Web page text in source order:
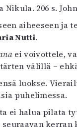
Mediatiedot
Nikula. 206 s.
aiheeseen ja
Nutti.
ei voivottele,
välillä –
luokse.
puhelimessa.
ei halua pilata